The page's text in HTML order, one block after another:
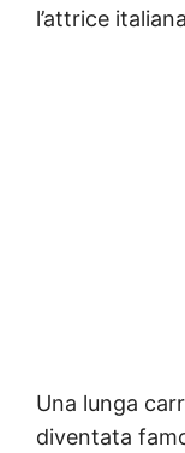
l’attrice
Una lunga
diventata